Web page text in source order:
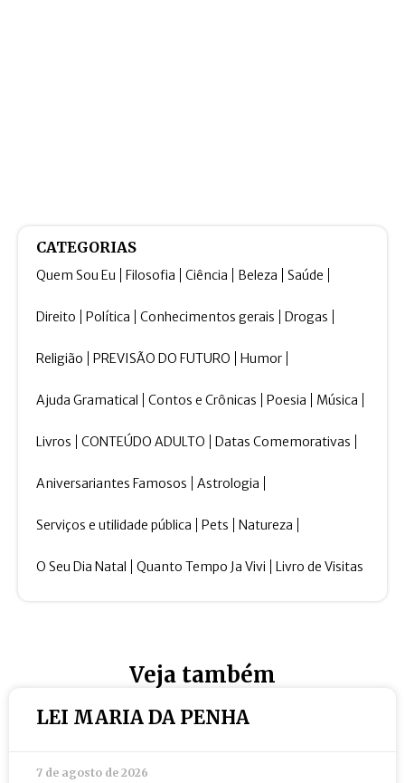
CATEGORIAS
Quem Sou Eu Filosofia Ciência Beleza Saúde
Direito Política Conhecimentos gerais Drogas
Religião PREVISÃO DO FUTURO Humor
Ajuda Gramatical Contos e Crônicas Poesia Música
Livros CONTEÚDO ADULTO Datas Comemorativas
Aniversariantes Famosos Astrologia
Serviços e utilidade pública Pets Natureza
O Seu Dia Natal Quanto Tempo Ja Vivi Livro de Visitas
Veja também
LEI MARIA DA PENHA
7 de agosto de 2026